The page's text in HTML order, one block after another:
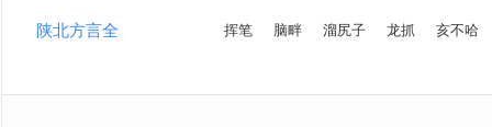
陕北方言全 挥笔 脑畔 溜尻子 龙抓 亥不哈